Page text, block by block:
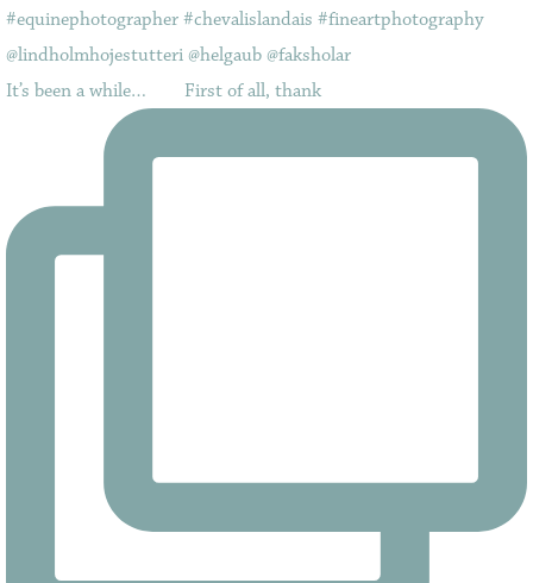
It’s been a while…⠀ ⠀ First of all, thank